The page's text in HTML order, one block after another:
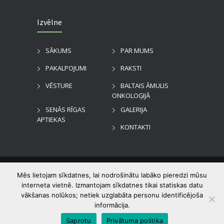
Izvēlne
SĀKUMS
PAR MUMS
PAKALPOJUMI
RAKSTI
VĒSTURE
BALTAIS ĀMULIS
ONKOLOĢIJĀ
SENĀS RĪGAS
APTIEKAS
GALERIJA
KONTAKTI
©2026Dzirciema aptieka. Visas tiesības
aizsargātas.
Privātuma politika Lietošanas noteikumi
Mēs lietojam sīkdatnes, lai nodrošinātu labāko pieredzi mūsu
interneta vietnē. Izmantojam sīkdatnes tikai statiskas datu
vākšanas nolūkos; netiek uzglabāta personu identificējoša
informācija.
Saprotu
Privātuma politika